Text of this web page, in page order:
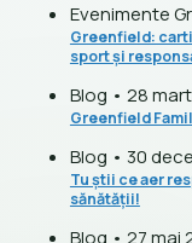
Evenimente
Greenfield:
sport și
Blog • 28
Greenfield
Blog • 30
Tu știi ce aer
sănătății!
Blog • 27 mai